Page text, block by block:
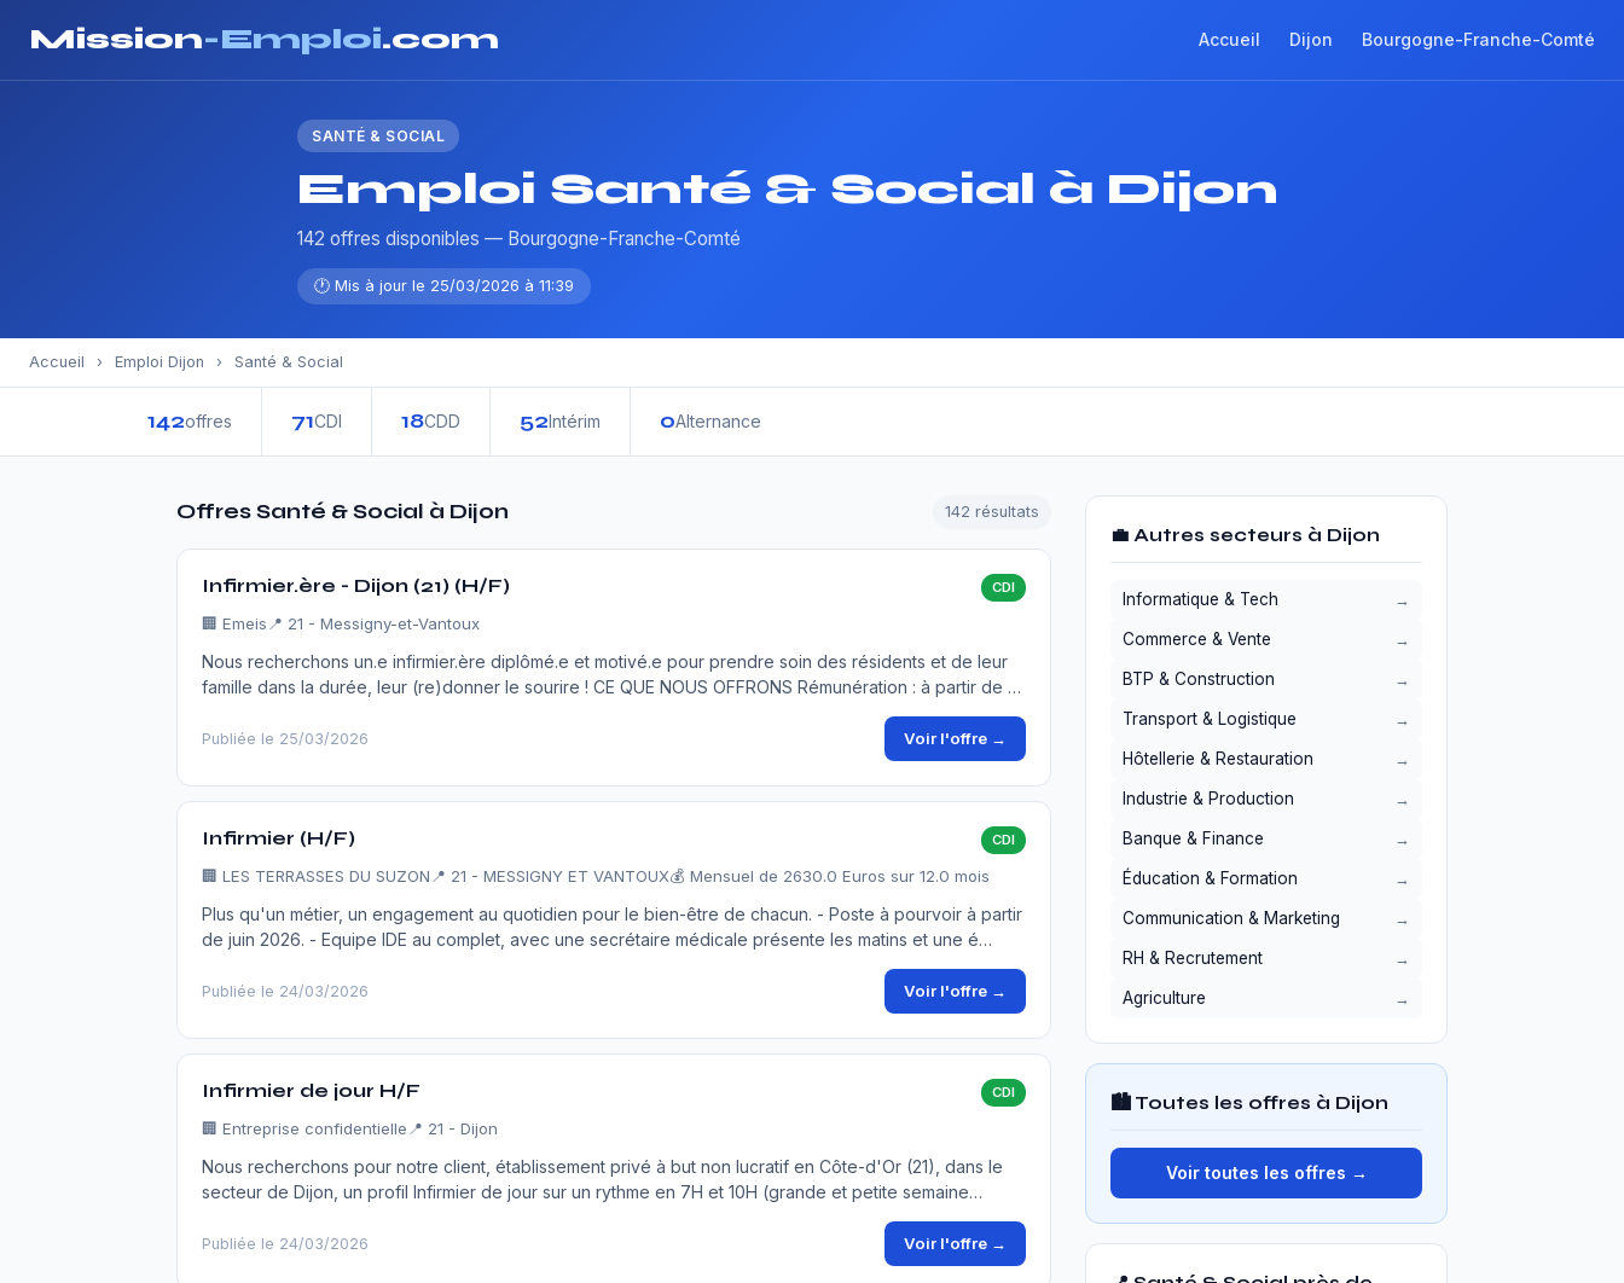
Mission-Emploi.com Accueil Dijon Bourgogne-Franche-Comté
SANTÉ & SOCIAL
Emploi Santé & Social à Dijon
142 offres disponibles — Bourgogne-Franche-Comté
🕐 Mis à jour le 25/03/2026 à 11:39
Accueil › Emploi Dijon › Santé & Social
142offres 71CDI 18CDD 52Intérim 0Alternance
Offres Santé & Social à Dijon 142 résultats
Infirmier.ère - Dijon (21) (H/F) CDI
🏢 Emeis 📍 21 - Messigny-et-Vantoux
Nous recherchons un.e infirmier.ère diplômé.e et motivé.e pour prendre soin des résidents et de leur
famille dans la durée, leur (re)donner le sourire ! CE QUE NOUS OFFRONS Rémunération : à partir de …
Publiée le 25/03/2026 Voir l'offre →
Infirmier (H/F) CDI
🏢 LES TERRASSES DU SUZON 📍 21 - MESSIGNY ET VANTOUX💰 Mensuel de 2630.0 Euros sur 12.0 mois
Plus qu'un métier, un engagement au quotidien pour le bien-être de chacun. - Poste à pourvoir à partir
de juin 2026. - Equipe IDE au complet, avec une secrétaire médicale présente les matins et une é…
Publiée le 24/03/2026 Voir l'offre →
Infirmier de jour H/F CDI
🏢 Entreprise confidentielle 📍 21 - Dijon
Nous recherchons pour notre client, établissement privé à but non lucratif en Côte-d'Or (21), dans le
secteur de Dijon, un profil Infirmier de jour sur un rythme en 7H et 10H (grande et petite semaine…
Publiée le 24/03/2026 Voir l'offre →
💼 Autres secteurs à Dijon
Informatique & Tech
Commerce & Vente
BTP & Construction
Transport & Logistique
Hôtellerie & Restauration
Industrie & Production
Banque & Finance
Éducation & Formation
Communication & Marketing
RH & Recrutement
Agriculture
🏙️ Toutes les offres à Dijon
Voir toutes les offres →